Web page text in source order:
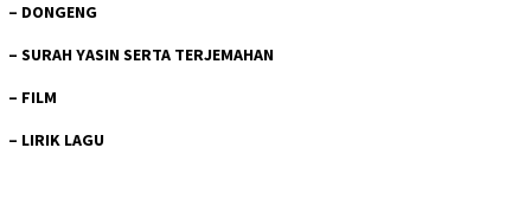
– DONGENG
– SURAH YASIN SERTA TERJEMAHAN
– FILM
– LIRIK LAGU